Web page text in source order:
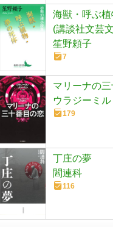
海獣・呼ぶ
(講談社文芸
笙野頼子
7
マリーナの
ウラジーミ
179
丁庄の夢
閻連科
116